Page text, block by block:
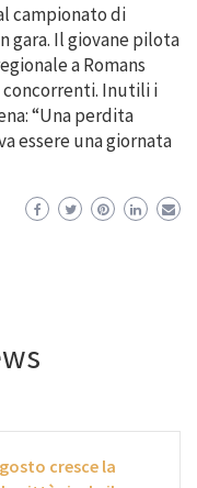
campionato di
gara. Il giovane pilota
a Romans
concorrenti. Inutili i
“Una perdita
essere una giornata
cresce la